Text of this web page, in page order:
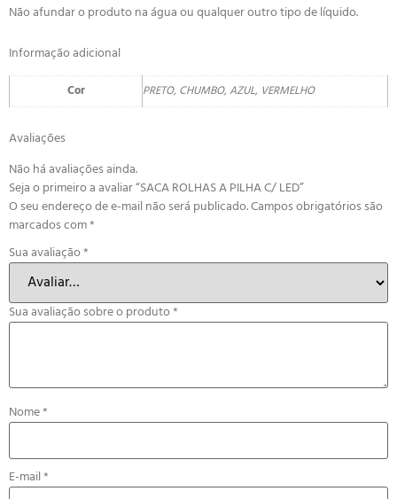
Não afundar o produto na água ou qualquer outro tipo de líquido.
Informação adicional
Cor PRETO, CHUMBO, AZUL, VERMELHO
Avaliações
Não há avaliações ainda.
Seja o primeiro a avaliar “SACA ROLHAS A PILHA C/ LED”
O seu endereço de e-mail não será publicado.Campos obrigatórios são
marcados com*
Sua avaliação*
Sua avaliação sobre o produto*
Nome*
E-mail*